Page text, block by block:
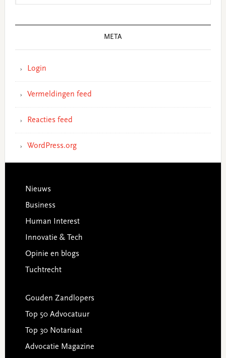
META
Login
Vermeldingen feed
Reacties feed
WordPress.org
Footer
Nieuws
Business
Human Interest
Innovatie & Tech
Opinie en blogs
Tuchtrecht
Gouden Zandlopers
Top 50 Advocatuur
Top 30 Notariaat
Advocatie Magazine